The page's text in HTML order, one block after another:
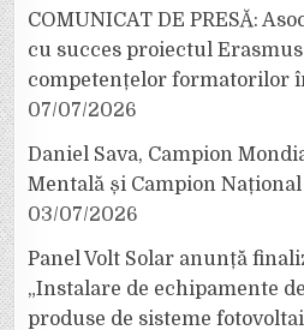
COMUNICAT DE PRESĂ:
cu succes proiectul
competențelor formatorilor
07/07/2026
Daniel Sava, Campion
Mentală și Campion
03/07/2026
Panel Volt Solar anunță
„Instalare de echipamente
produse de sisteme